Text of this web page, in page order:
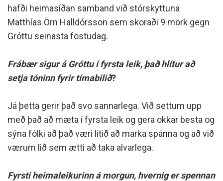
hafði heimasíðan samband við stórskyttuna
Matthías Örn Halldórsson sem skoraði 9 mörk gegn
Gróttu seinasta föstudag.
Frábær sigur á Gróttu í fyrsta leik, það hlítur að
setja tóninn fyrir tímabilið?
Já þetta gerir það svo sannarlega. Við settum upp
með það að mæta í fyrsta leik og gera okkar besta og
sýna fólki að það væri lítið að marka spánna og að við
værum lið sem ætti að taka alvarlega.
Fyrsti heimaleikurinn á morgun, hvernig er spennan